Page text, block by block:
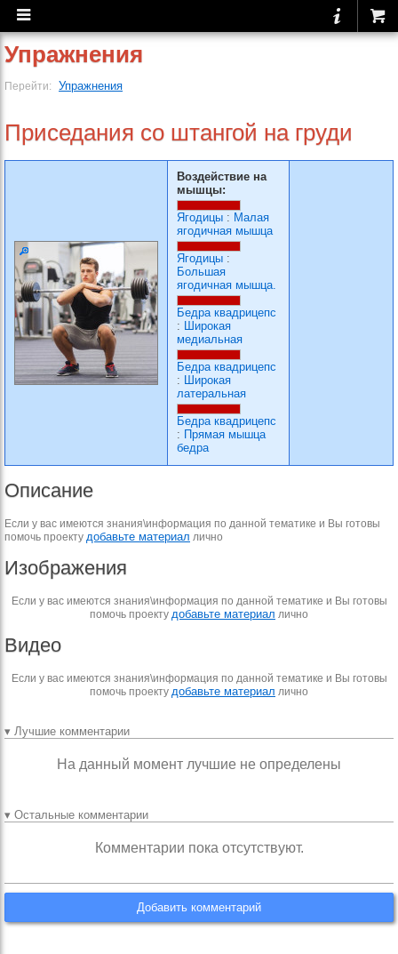
Упражнения
Перейти: Упражнения
Приседания со штангой на груди
Воздействие на
мышцы:
Ягодицы : Малая
ягодичная мышца
Ягодицы :
Большая
ягодичная мышца.
Бедра квадрицепс
: Широкая
медиальная
Бедра квадрицепс
: Широкая
латеральная
Бедра квадрицепс
: Прямая мышца
бедра
Описание
Если у вас имеются знания\информация по данной тематике и Вы готовы
помочь проекту добавьте материал лично
Изображения
Если у вас имеются знания\информация по данной тематике и Вы готовы
помочь проекту добавьте материал лично
Видео
Если у вас имеются знания\информация по данной тематике и Вы готовы
помочь проекту добавьте материал лично
▾ Лучшие комментарии
На данный момент лучшие не определены
▾ Остальные комментарии
Комментарии пока отсутствуют.
Добавить комментарий